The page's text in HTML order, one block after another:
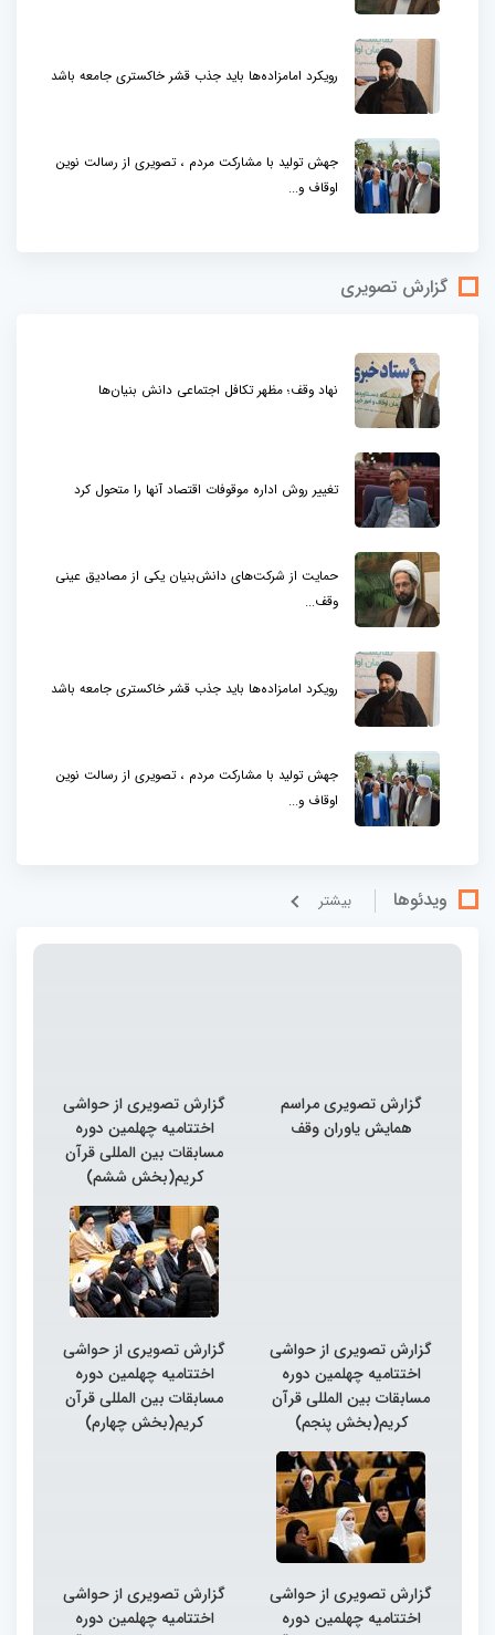
رویکرد امامزاده‌ها باید جذب قشر خاکستری جامعه باشد
جهش تولید با مشارکت مردم ، تصویری از رسالت نوین
اوقاف و...
گزارش تصویری
نهاد وقف؛ مظهر تکافل اجتماعی دانش بنیان‌ها
تغییر روش اداره موقوفات اقتصاد آنها را متحول کرد
حمایت از شرکت‌های دانش‌بنیان یکی از مصادیق عینی
وقف...
رویکرد امامزاده‌ها باید جذب قشر خاکستری جامعه باشد
جهش تولید با مشارکت مردم ، تصویری از رسالت نوین
اوقاف و...
ویدئوها بيشتر
گزارش تصویری مراسم
همایش یاوران وقف
گزارش تصویری از حواشی
اختتامیه چهلمین دوره
مسابقات بین المللی قرآن
کریم(بخش ششم)
گزارش تصویری از حواشی
اختتامیه چهلمین دوره
مسابقات بین المللی قرآن
کریم(بخش پنجم)
گزارش تصویری از حواشی
اختتامیه چهلمین دوره
مسابقات بین المللی قرآن
کریم(بخش چهارم)
گزارش تصویری از حواشی
اختتامیه چهلمین دوره
گزارش تصویری از حواشی
اختتامیه چهلمین دوره